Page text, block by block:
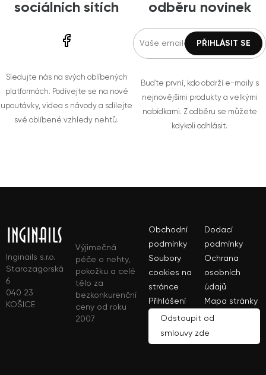
sociálních sítích
Sledujte nás na svých oblíbených
platformách. Podívejte se na nové
upoutávky, videa s návody a sdílejte
své oblíbené vzhledy nehtů.
odběru novinek
Buďte první, kdo obdrží e-maily s
nejnovějšími produkty a velkými
nabídkami. Z odběru se můžete
kdykoli odhlásit.
Inginails s.r.o.
Starozagorská
6
040 23
KOŠICE
Výjimečná
péče o nehty,
pokožku a celé
tělo za
bezkonkurenční
ceny od roku
2007
Obchodní
podmínky
Dodací
podmínky
Soubory
cookies na
stránce
Ochrana
osobních
údajů
Přihlášení
Mapa stránky
Odstoupit od
smlouvy zde